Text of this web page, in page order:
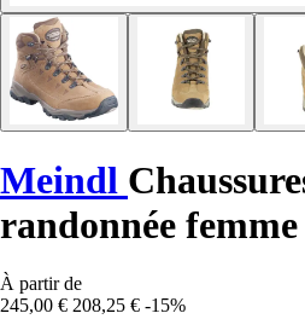
Meindl
randonnée
À partir de
245,00 € 208,25 € -15%